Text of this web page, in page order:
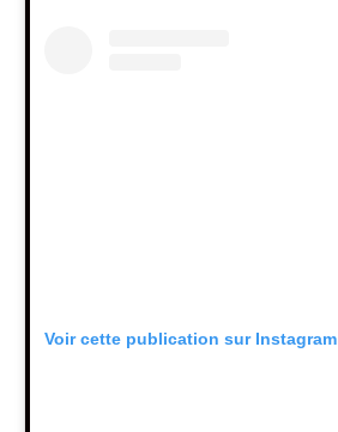
Voir cette publication sur Instagram